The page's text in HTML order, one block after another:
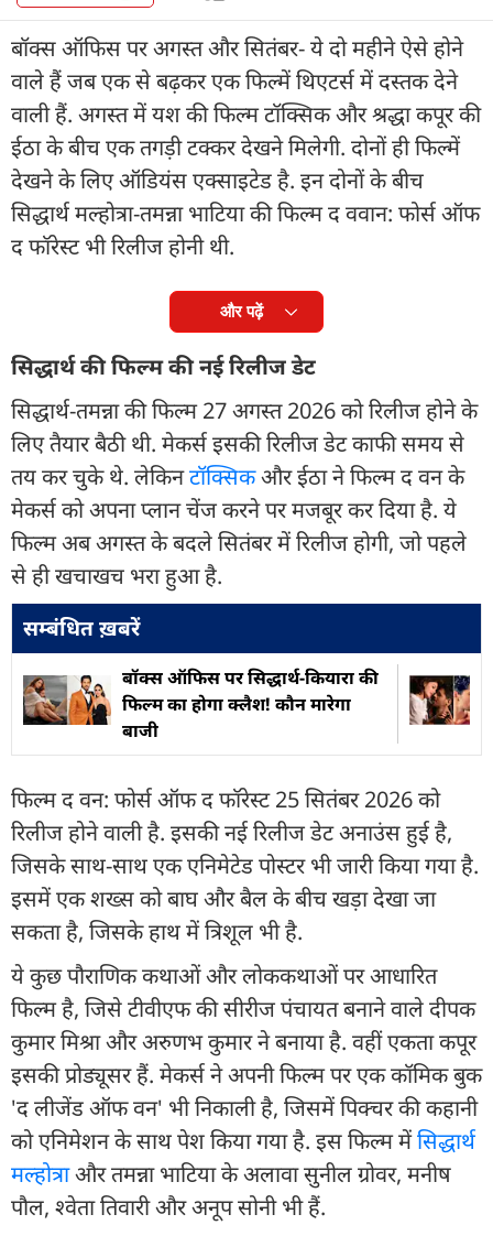
बॉक्स ऑफिस पर अगस्त और सितंबर- ये दो महीने ऐसे होने
वाले हैं जब एक से बढ़कर एक फिल्में थिएटर्स में दस्तक देने
वाली हैं. अगस्त में यश की फिल्म टॉक्सिक और श्रद्धा कपूर की
ईठा के बीच एक तगड़ी टक्कर देखने मिलेगी. दोनों ही फिल्में
देखने के लिए ऑडियंस एक्साइटेड है. इन दोनों के बीच
सिद्धार्थ मल्होत्रा-तमन्ना भाटिया की फिल्म द ववान: फोर्स ऑफ
द फॉरेस्ट भी रिलीज होनी थी.
और पढ़ें
सिद्धार्थ की फिल्म की नई रिलीज डेट
सिद्धार्थ-तमन्ना की फिल्म 27 अगस्त 2026 को रिलीज होने के
लिए तैयार बैठी थी. मेकर्स इसकी रिलीज डेट काफी समय से
तय कर चुके थे. लेकिनटॉक्सिकऔर ईठा ने फिल्म द वन के
मेकर्स को अपना प्लान चेंज करने पर मजबूर कर दिया है. ये
फिल्म अब अगस्त के बदले सितंबर में रिलीज होगी, जो पहले
से ही खचाखच भरा हुआ है.
सम्बंधित ख़बरें
बॉक्स ऑफिस पर सिद्धार्थ-कियारा की
फिल्म का होगा क्लैश! कौन मारेगा
बाजी
फिल्म द वन: फोर्स ऑफ द फॉरेस्ट 25 सितंबर 2026 को
रिलीज होने वाली है. इसकी नई रिलीज डेट अनाउंस हुई है,
जिसके साथ-साथ एक एनिमेटेड पोस्टर भी जारी किया गया है.
इसमें एक शख्स को बाघ और बैल के बीच खड़ा देखा जा
सकता है, जिसके हाथ में त्रिशूल भी है.
ये कुछ पौराणिक कथाओं और लोककथाओं पर आधारित
फिल्म है, जिसे टीवीएफ की सीरीज पंचायत बनाने वाले दीपक
कुमार मिश्रा और अरुणभ कुमार ने बनाया है. वहीं एकता कपूर
इसकी प्रोड्यूसर हैं. मेकर्स ने अपनी फिल्म पर एक कॉमिक बुक
'द लीजेंड ऑफ वन' भी निकाली है, जिसमें पिक्चर की कहानी
को एनिमेशन के साथ पेश किया गया है. इस फिल्म मेंसिद्धार्थ
मल्होत्राऔर तमन्ना भाटिया के अलावा सुनील ग्रोवर, मनीष
पौल, श्वेता तिवारी और अनूप सोनी भी हैं.